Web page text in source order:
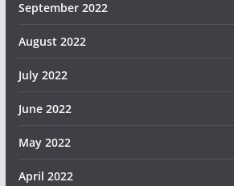
September 2022
August 2022
July 2022
June 2022
May 2022
April 2022